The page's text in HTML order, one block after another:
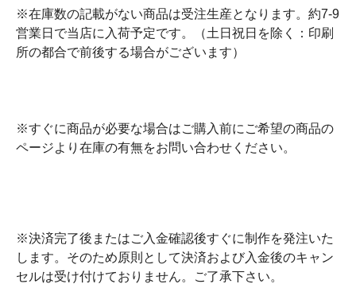
※在庫数の記載がない商品は受注生産となります。約7-9
営業日で当店に入荷予定です。（土日祝日を除く：印刷
所の都合で前後する場合がございます）
※すぐに商品が必要な場合はご購入前にご希望の商品の
ページより在庫の有無をお問い合わせください。
※決済完了後またはご入金確認後すぐに制作を発注いた
します。そのため原則として決済および入金後のキャン
セルは受け付けておりません。ご了承下さい。